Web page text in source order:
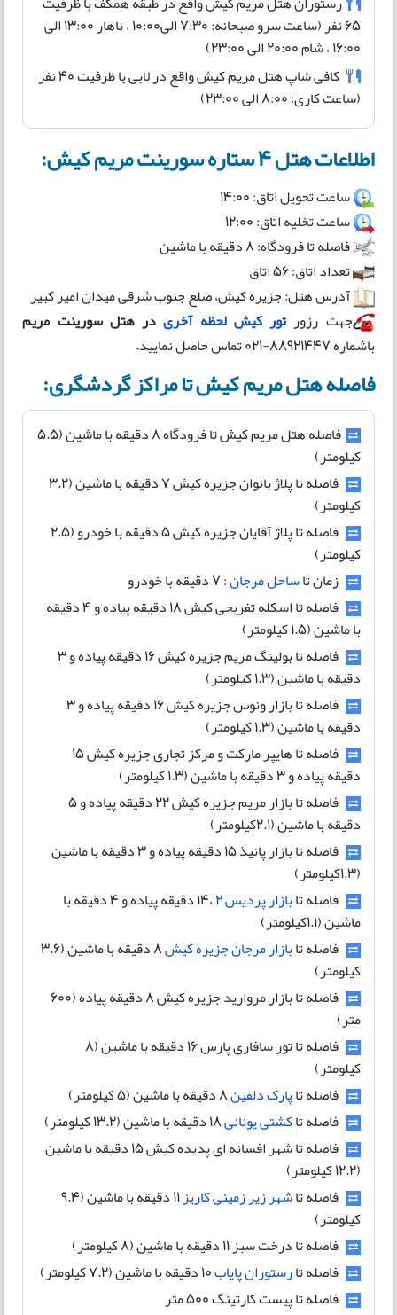
65 نفر (ساعت سرو صبحانه: 7:30 الی10:00 ، ناهار 13:00 الی
16:00 ، شام 20:00 الی 23:00)
کافی شاپ هتل مریم کیش واقع در لابی با ظرفیت 40 نفر
(ساعت کاری: 8:00 الی 23:00)
اطلاعات هتل 4 ستاره سورینت مریم کیش:
ساعت تحویل اتاق: 14:00
ساعت تخلیه اتاق: 12:00
فاصله تا فرودگاه: 8 دقیقه با ماشین
تعداد اتاق: 56 اتاق
آدرس هتل: جزیره کیش، ضلع جنوب شرقی میدان امیر کبیر
جهت رزور تور کیش لحظه آخریدرهتل سورینت مریم
باشماره 88921447-021 تماس حاصل نمایید.
فاصله هتل مریم کیش تا مراکز گردشگری:
فاصله هتل مریم کیش تا فرودگاه 8 دقیقه با ماشین (5.5
کیلومتر)
فاصله تا پلاژ بانوان جزیره کیش 7 دقیقه با ماشین (3.2
کیلومتر)
فاصله تا پلاژ آقایان جزیره کیش 5 دقیقه با خودرو (2.5
کیلومتر)
زمان تاساحل مرجان: ۷ دقیقه با خودرو
فاصله تا اسکله تفریحی کیش 18 دقیقه پیاده و 4 دقیقه
با ماشین (1.5 کیلومتر)
فاصله تا بولینگ مریم جزیره کیش 16 دقیقه پیاده و 3
دقیقه با ماشین (1.3 کیلومتر)
فاصله تا بازار ونوس جزیره کیش 16 دقیقه پیاده و 3
دقیقه با ماشین (1.3 کیلومتر)
فاصله تا هایپر مارکت و مرکز تجاری جزیره کیش 15
دقیقه پیاده و 3 دقیقه با ماشین (1.3 کیلومتر)
فاصله تا بازار مریم جزیره کیش 22 دقیقه پیاده و 5
دقیقه با ماشین (2.1کیلومتر)
فاصله تا بازار پانیذ 15 دقیقه پیاده و 3 دقیقه با ماشین
(1.3کیلومتر)
فاصله تابازار پردیس 2 ،14 دقیقه پیاده و 4 دقیقه با
ماشین (1.1کیلومتر)
فاصله تابازار مرجان جزیره کیش 8 دقیقه با ماشین (3.6
کیلومتر)
فاصله تا بازار مروارید جزیره کیش 8 دقیقه پیاده (600
متر)
فاصله تا تور سافاری پارس 16 دقیقه با ماشین (8
کیلومتر)
فاصله تاپارک دلفین8 دقیقه با ماشین (5 کیلومتر)
فاصله تاکشتی یونانی18 دقیقه با ماشین (13.2 کیلومتر)
فاصله تا شهر افسانه ای پدیده کیش 15 دقیقه با ماشین
(12.2 کیلومتر)
فاصله تاشهر زیر زمینی کاریز 11 دقیقه با ماشین (9.4
کیلومتر)
فاصله تا درخت سبز 11 دقیقه با ماشین (8 کیلومتر)
فاصله تارستوران پایاب
فاصله تا پیست کارتینگ 500 متر